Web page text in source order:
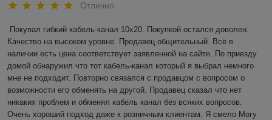
Отлично
Покупал гибкий кабель-канал 10х20. Покупкой остался доволен.
Качество на высоком уровне. Продавец общительный. Всё в
наличии есть цена соответствует заявленной на сайте. По приезду
домой обнаружил что тот кабель-канал который я выбрал немного
мне не подходит. Повторно связался с продавцом с вопросом о
возможности его обменять на другой. Продавец сказал что нет
никаких проблем и обменял кабель канал без всяких вопросов.
Очень хороший подход даже к розничным клиентам. Я смело Могу